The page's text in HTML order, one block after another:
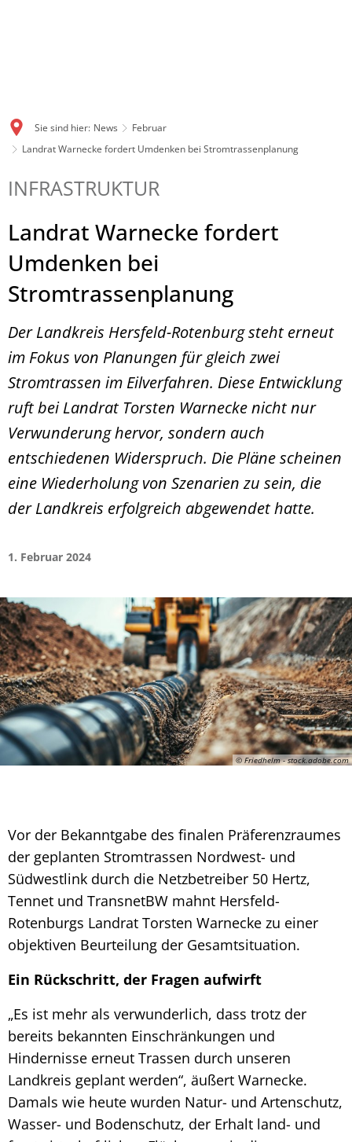
Sie sind hier: News
Februar
Landrat Warnecke fordert Umdenken bei Stromtrassenplanung
INFRASTRUKTUR
Landrat Warnecke fordert
Umdenken bei
Stromtrassenplanung
Der Landkreis Hersfeld-Rotenburg steht erneut
im Fokus von Planungen für gleich zwei
Stromtrassen im Eilverfahren. Diese Entwicklung
ruft bei Landrat Torsten Warnecke nicht nur
Verwunderung hervor, sondern auch
entschiedenen Widerspruch. Die Pläne scheinen
eine Wiederholung von Szenarien zu sein, die
der Landkreis erfolgreich abgewendet hatte.
1. Februar 2024
© Friedhelm - stock.adobe.com
Vor der Bekanntgabe des finalen Präferenzraumes
der geplanten Stromtrassen Nordwest- und
Südwestlink durch die Netzbetreiber 50 Hertz,
Tennet und TransnetBW mahnt Hersfeld-
Rotenburgs Landrat Torsten Warnecke zu einer
objektiven Beurteilung der Gesamtsituation.
Ein Rückschritt, der Fragen aufwirft
„Es ist mehr als verwunderlich, dass trotz der
bereits bekannten Einschränkungen und
Hindernisse erneut Trassen durch unseren
Landkreis geplant werden“, äußert Warnecke.
Damals wie heute wurden Natur- und Artenschutz,
Wasser- und Bodenschutz, der Erhalt land- und